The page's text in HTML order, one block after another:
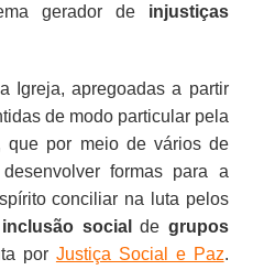
gerador de injustiças
Igreja, apregoadas a partir
de modo particular pela
que por meio de vários de
formas para a
conciliar na luta pelos
inclusão socialde grupos
por Justiça Social e Paz.